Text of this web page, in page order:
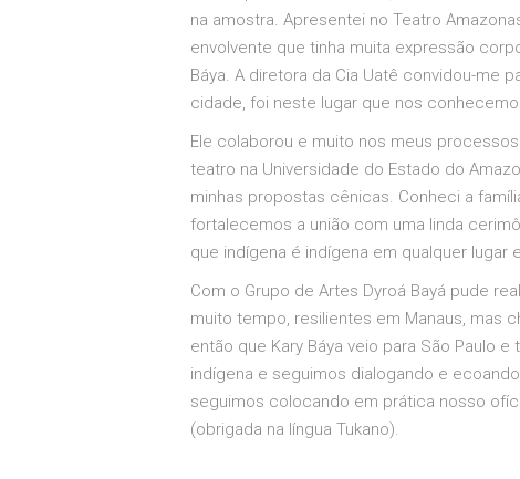
na amostra. Apresentei no Teatro
envolvente que tinha muita expressão
Báya. A diretora da Cia Uatê convidou-me
cidade, foi neste lugar que nos
Ele colaborou e muito nos meus
teatro na Universidade do Estado do
minhas propostas cênicas. Conheci a
fortalecemos a união com uma linda
que indígena é indígena em qualquer
Com o Grupo de Artes Dyroá Bayá pude
muito tempo, resilientes em Manaus, mas
então que Kary Báya veio para São Paulo
indígena e seguimos dialogando e
seguimos colocando em prática nosso
(obrigada na língua Tukano).